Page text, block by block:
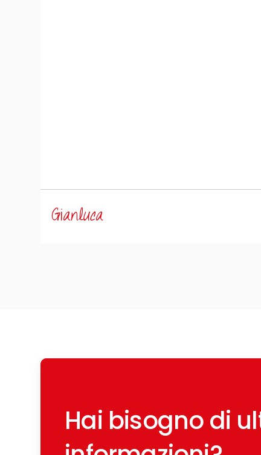
Gianluca
Hai bisogno di